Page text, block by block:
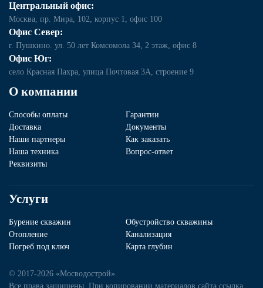
О компании
Способы оплаты
Гарантии
Доставка
Документы
Наши партнеры
Как заказать
Наша техника
Вопрос-ответ
Реквизиты
Услуги
Бурение скважин
Обустройство скважины
Отопление
Канализация
Погреб под ключ
Карта глубин
Центральный офис:
Москва, пр. Мира, 102, корпус 1, офис 100
Офис Север:
г. Пушкино. ул. 50 лет Комсомола 34, 2 этаж, офис 8
Офис Юг:
село Красная Пахра, улица Почтовая 3А, строение 9
© 2017-2026 «Мосводострой».
Все права защищены. При копировании материалов сайта ссылка